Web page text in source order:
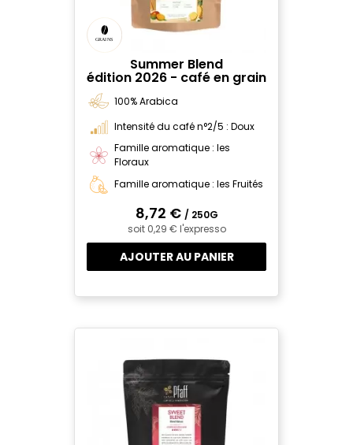
Summer Blend
édition 2026 - café en grain
100% Arabica
Intensité du café n°2/5 : Doux
Famille aromatique : les
Floraux
Famille aromatique : les Fruités
8,72 € / 250G
soit 0,29 € l'expresso
AJOUTER AU PANIER